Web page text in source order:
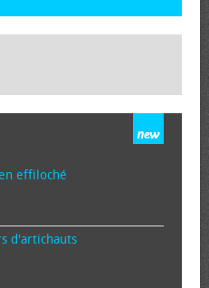
effiloché
d'artichauts